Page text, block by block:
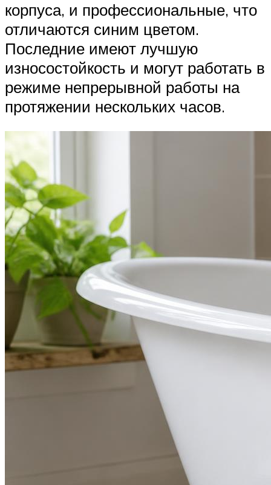
корпуса, и профессиональные, что
отличаются синим цветом.
Последние имеют лучшую
износостойкость и могут работать в
режиме непрерывной работы на
протяжении нескольких часов.